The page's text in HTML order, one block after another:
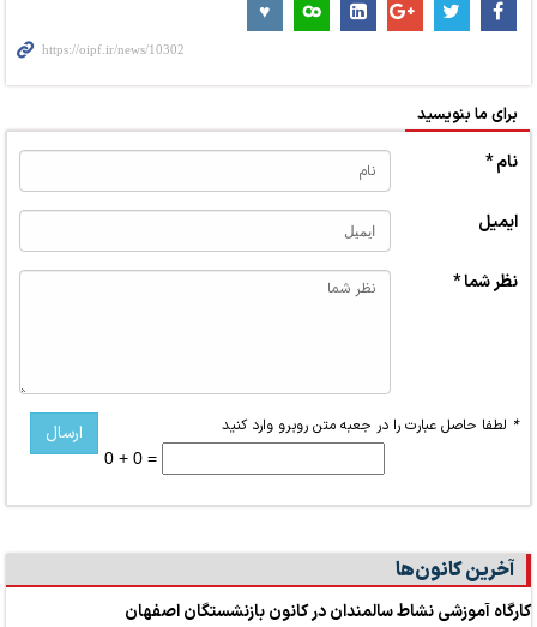
برای ما بنویسید
نام *
ایمیل
نظر شما *
* لطفا حاصل عبارت را در جعبه متن روبرو وارد کنید
0 + 0 =
آخرین کانون‌ها
کارگاه‌ آموزشی نشاط سالمندان در کانون بازنشستگان اصفهان